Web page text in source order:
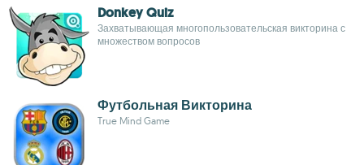
Donkey Quiz
Захватывающая многопользовательская викторина с
множеством вопросов
Футбольная Викторина
True Mind Game